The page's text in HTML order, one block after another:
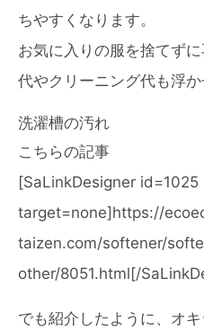
ちやすくなります。
お気に入りの服を捨てず
代やクリーニング代も浮か
洗濯槽の汚れ
こちらの記事
[SaLinkDesigner
target=none]https://
taizen.com/softener/
other/8051.html[/
でも紹介したように、オ